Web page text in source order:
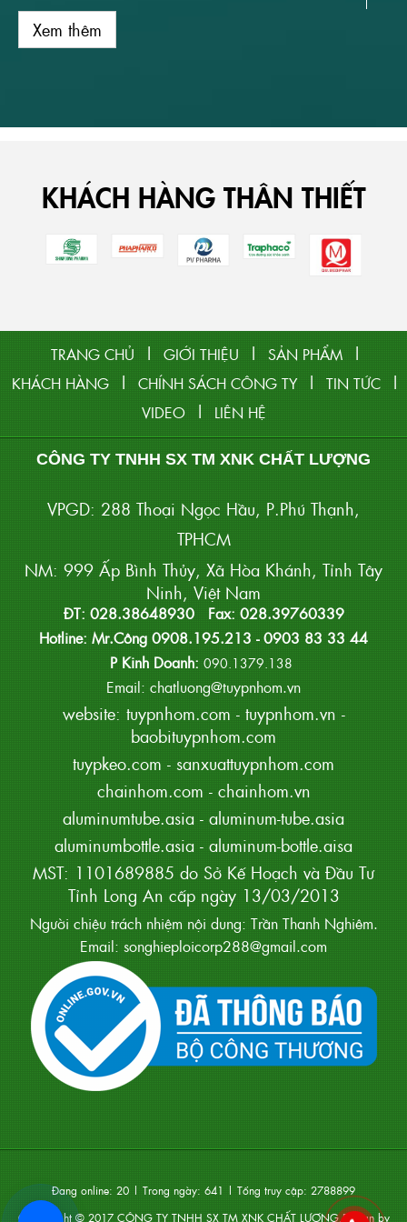
Xem thêm
Xem thêm
Xem thêm
Xem thêm
Xem thêm
KHÁCH HÀNG THÂN THIẾT
TRANG CHỦ | GIỚI THIỆU | SẢN PHẨM |
KHÁCH HÀNG | CHÍNH SÁCH CÔNG TY | TIN TỨC |
VIDEO | LIÊN HỆ
CÔNG TY TNHH SX TM XNK CHẤT LƯỢNG
VPGD: 288 Thoại Ngọc Hầu, P.Phú Thạnh,
TPHCM
NM: 999 Ấp Bình Thủy, Xã Hòa Khánh, Tỉnh Tây
Ninh, Việt Nam
ĐT: 028.38648930 Fax: 028.39760339
Hotline: Mr.Công 0908.195.213 - 0903 83 33 44
P Kinh Doanh: 090.1379.138
Email: chatluong@tuypnhom.vn
website: tuypnhom.com - tuypnhom.vn -
baobituypnhom.com
tuypkeo.com - sanxuattuypnhom.com
chainhom.com - chainhom.vn
aluminumtube.asia - aluminum-tube.asia
aluminumbottle.asia - aluminum-bottle.aisa
MST: 1101689885 do Sở Kế Hoạch và Đầu Tư
Tỉnh Long An cấp ngày 13/03/2013
Người chiệu trách nhiệm nội dung: Trần Thanh Nghiêm.
Email: songhieploicorp288@gmail.com
Đang online: 20 | Trong ngày: 641 | Tổng truy cập: 2788899
Coppyright © 2017CÔNG TY TNHH SX TM XNK CHẤT LƯỢNG.Design by